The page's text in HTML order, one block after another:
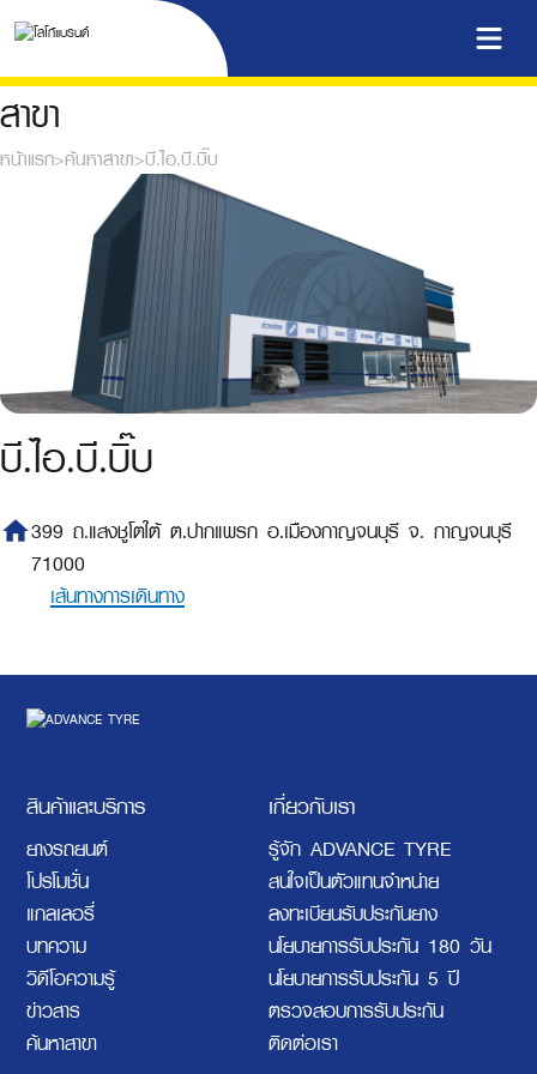
สาขา
หน้าแรก>ค้นหาสาขา>บี.ไอ.บี.บิ๊บ
บี.ไอ.บี.บิ๊บ
home399 ถ.แสงชูโตใต้ ต.ปากแพรก อ.เมืองกาญจนบุรี จ. กาญจนบุรี
71000
เส้นทางการเดินทาง
สินค้าและบริการ
ยางรถยนต์
โปรโมชั่น
แกลเลอรี่
บทความ
วิดีโอความรู้
ข่าวสาร
ค้นหาสาขา
เกี่ยวกับเรา
รู้จัก ADVANCE TYRE
สนใจเป็นตัวแทนจำหน่าย
ลงทะเบียนรับประกันยาง
นโยบายการรับประกัน 180 วัน
นโยบายการรับประกัน 5 ปี
ตรวจสอบการรับประกัน
ติดต่อเรา